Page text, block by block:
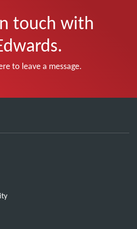
touch with
to leave a message.